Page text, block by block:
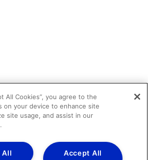
All Cookies”, you agree to the
on your device to enhance site
site usage, and assist in our
Accept All
All